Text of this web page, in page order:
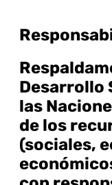
Desarrollo
las
de los
(sociales,